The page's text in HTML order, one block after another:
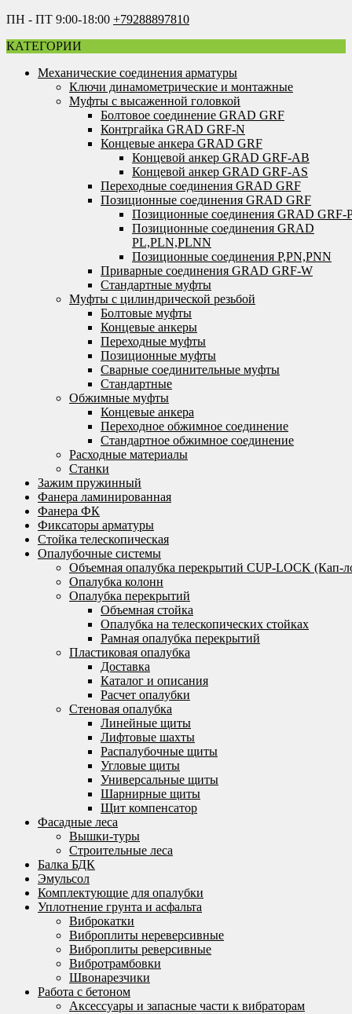
ПН - ПТ 9:00-18:00 +79288897810
КАТЕГОРИИ
Механические соединения арматуры
Ключи динамометрические и монтажные
Муфты с высаженной головкой
Болтовое соединение GRAD GRF
Контргайка GRAD GRF-N
Концевые анкера GRAD GRF
Концевой анкер GRAD GRF-AB
Концевой анкер GRAD GRF-AS
Переходные соединения GRAD GRF
Позиционные соединения GRAD GRF
Позиционные соединения GRAD GRF-
Позиционные соединения GRAD
PL,PLN,PLNN
Позиционные соединения P,PN,PNN
Приварные соединения GRAD GRF-W
Стандартные муфты
Муфты с цилиндрической резьбой
Болтовые муфты
Концевые анкеры
Переходные муфты
Позиционные муфты
Сварные соединительные муфты
Стандартные
Обжимные муфты
Концевые анкера
Переходное обжимное соединение
Стандартное обжимное соединение
Расходные материалы
Станки
Зажим пружинный
Фанера ламинированная
Фанера ФК
Фиксаторы арматуры
Стойка телескопическая
Опалубочные системы
Объемная опалубка перекрытий CUP-LOCK (Кап-
Опалубка колонн
Опалубка перекрытий
Объемная стойка
Опалубка на телескопических стойках
Рамная опалубка перекрытий
Пластиковая опалубка
Доставка
Каталог и описания
Расчет опалубки
Стеновая опалубка
Линейные щиты
Лифтовые шахты
Распалубочные щиты
Угловые щиты
Универсальные щиты
Шарнирные щиты
Щит компенсатор
Фасадные леса
Вышки-туры
Строительные леса
Балка БДК
Эмульсол
Комплектующие для опалубки
Уплотнение грунта и асфальта
Виброкатки
Виброплиты нереверсивные
Виброплиты реверсивные
Вибротрамбовки
Швонарезчики
Работа с бетоном
Аксессуары и запасные части к вибраторам